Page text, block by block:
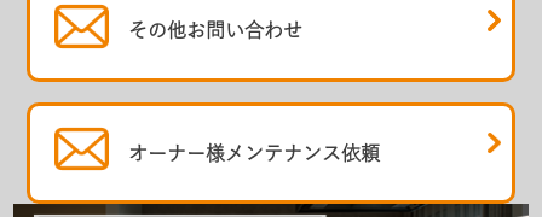
その他お問い合わせ
オーナー様メンテナンス依頼